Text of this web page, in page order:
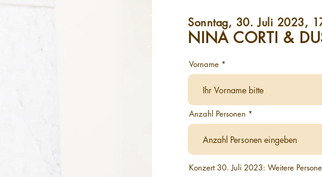
Sonntag, 30. Juli 2023,
NINA CORTI &
Vorname
Anzahl Personen
Konzert 30. Juli 2023: Weitere